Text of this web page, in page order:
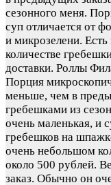
сезонного меня.
суп отличается от
и микрозелени.
количестве
доставки. Роллы
Порция
меньше, чем в
гребешками из
очень маленькая, и
гребешков на
очень небольшом
около 500 рублей.
заказ. Обычно он